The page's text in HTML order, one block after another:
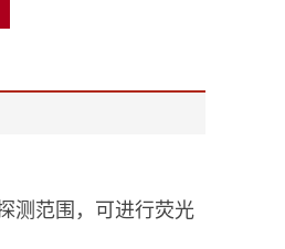
测范围，可进行荧光